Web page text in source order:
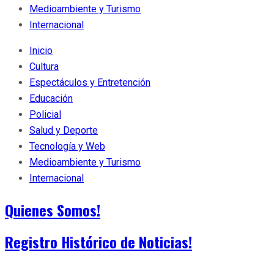
Medioambiente y Turismo
Internacional
Inicio
Cultura
Espectáculos y Entretención
Educación
Policial
Salud y Deporte
Tecnología y Web
Medioambiente y Turismo
Internacional
Quienes Somos!
Registro Histórico de Noticias!